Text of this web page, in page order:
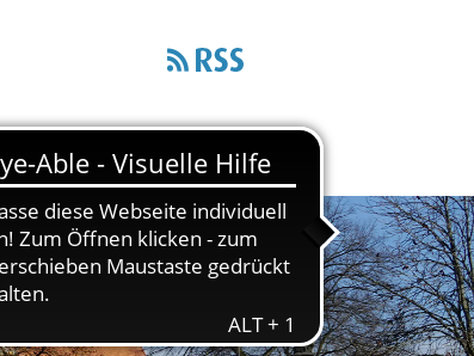
Wirtschaft & Infrastruktur